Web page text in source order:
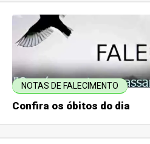
NOTAS DE FALECIMENTO
Confira os óbitos do dia